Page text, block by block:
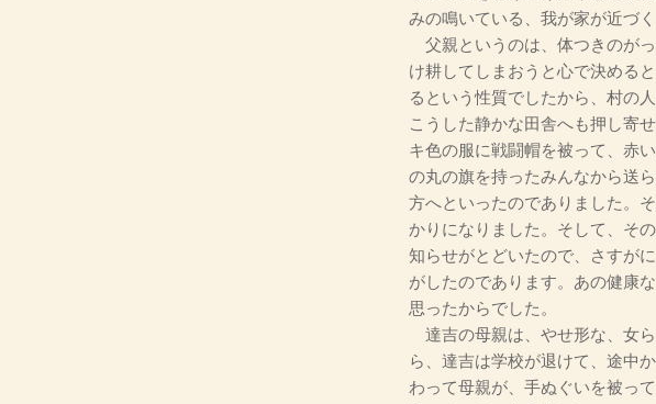
みの鳴いている、我が家が近づ
父親というのは、体つきのが
け耕してしまおうと心で決める
るという性質でしたから、村の
こうした静かな田舎へも押し寄
キ色の服に戦闘帽を被って、赤
の丸の旗を持ったみんなから送
方へといったのでありました。
かりになりました。そして、そ
知らせがとどいたので、さすが
がしたのであります。あの健康
思ったからでした。
達吉の母親は、やせ形な、女
ら、達吉は学校が退けて、途中
わって母親が、手ぬぐいを被っ